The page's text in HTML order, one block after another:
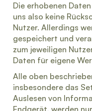
Die erhobenen
uns also keine
Nutzer. Allerdings
gespeichert und
zum jeweiligen
Daten für eigene
Alle oben
insbesondere das
Auslesen von
Endgerät, werden